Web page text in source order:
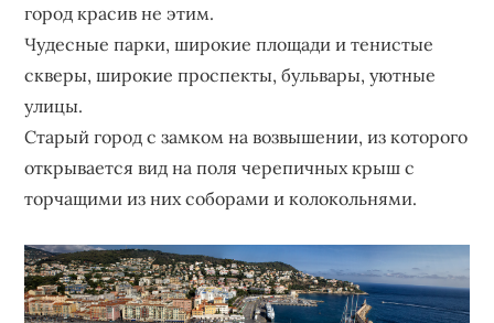
город красив не этим.
Чудесные парки, широкие площади и тенистые
скверы, широкие проспекты, бульвары, уютные
улицы.
Старый город с замком на возвышении, из которого
открывается вид на поля черепичных крыш с
торчащими из них соборами и колокольнями.